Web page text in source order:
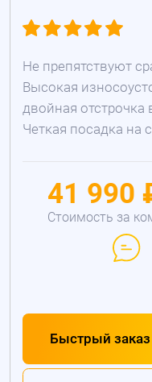
Не препятствуют
Высокая
двойная
Четкая посадка на
41 990
Стоимость за
Быстрый заказ